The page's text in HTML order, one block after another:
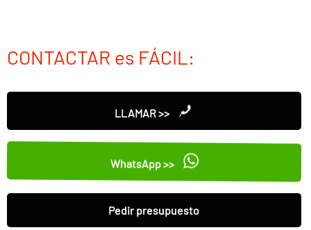
CONTACTAR es FÁCIL:
LLAMAR >>
WhatsApp >>
Pedir presupuesto